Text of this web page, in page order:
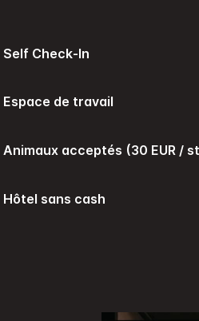
Self Check-In
Espace de travail
Animaux acceptés (30 EUR /
Hôtel sans cash